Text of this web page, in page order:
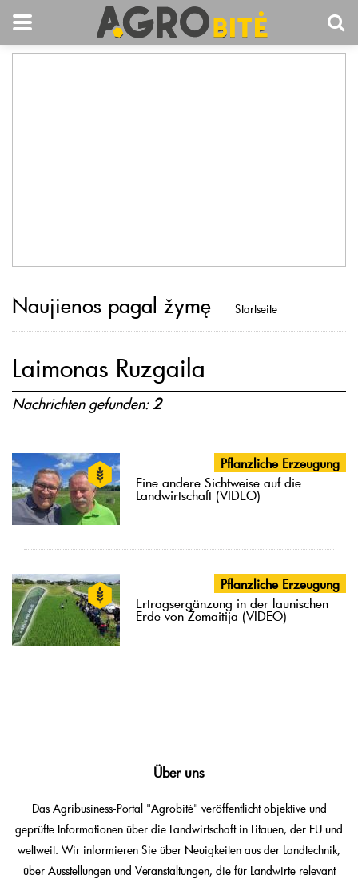
Naujienos pagal žymę Startseite
Laimonas Ruzgaila
Nachrichten gefunden:2
Pflanzliche Erzeugung
Eine andere Sichtweise auf die
Landwirtschaft (VIDEO)
Pflanzliche Erzeugung
Ertragsergänzung in der launischen
Erde von Žemaitija (VIDEO)
Über uns
Das Agribusiness-Portal "Agrobitė" veröffentlicht objektive und
geprüfte Informationen über die Landwirtschaft in Litauen, der EU und
weltweit. Wir informieren Sie über Neuigkeiten aus der Landtechnik,
über Ausstellungen und Veranstaltungen, die für Landwirte relevant